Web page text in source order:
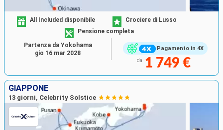
Pagamento in 4X
All Included disponibile
Crociere di Lusso
Pensione completa
da 1 749 €
Partenza da Yokohama
gio 16 mar 2028
GIAPPONE
13 giorni, Celebrity Solstice